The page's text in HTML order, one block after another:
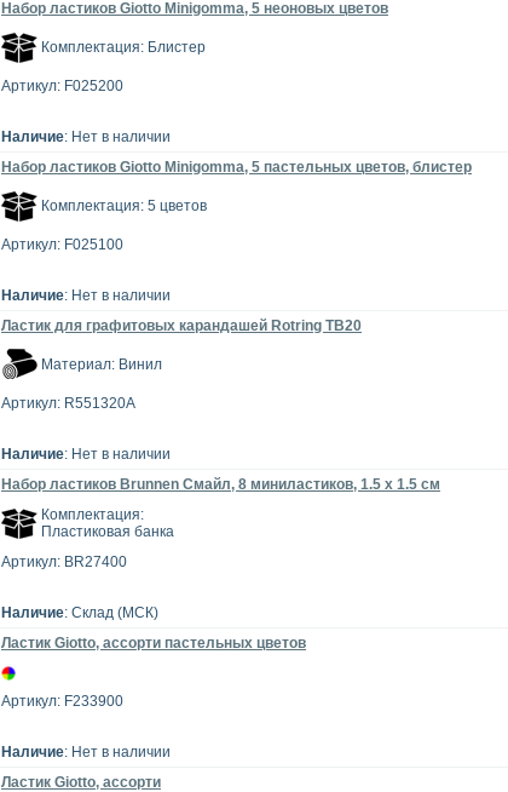
Набор ластиков Giotto Minigomma, 5 неоновых цветов
Комплектация: Блистер
Артикул: F025200
Наличие: Нет в наличии
Набор ластиков Giotto Minigomma, 5 пастельных цветов, блистер
Комплектация: 5 цветов
Артикул: F025100
Наличие: Нет в наличии
Ластик для графитовых карандашей Rotring TВ20
Материал: Винил
Артикул: R551320A
Наличие: Нет в наличии
Набор ластиков Brunnen Смайл, 8 миниластиков, 1.5 х 1.5 см
Комплектация:
Пластиковая банка
Артикул: BR27400
Наличие: Склад (МСК)
Ластик Giotto, ассорти пастельных цветов
Артикул: F233900
Наличие: Нет в наличии
Ластик Giotto, ассорти